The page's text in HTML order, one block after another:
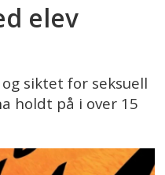
elev
siktet for seksuell
holdt på i over 15